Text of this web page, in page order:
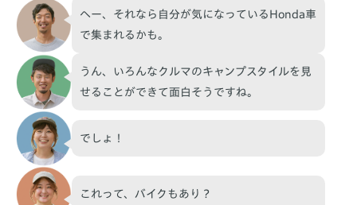
へー、それなら自分が気になっているHonda車
で集まれるかも。
うん、いろんなクルマのキャンプスタイルを見
せることができて面白そうですね。
でしょ！
これって、バイクもあり？